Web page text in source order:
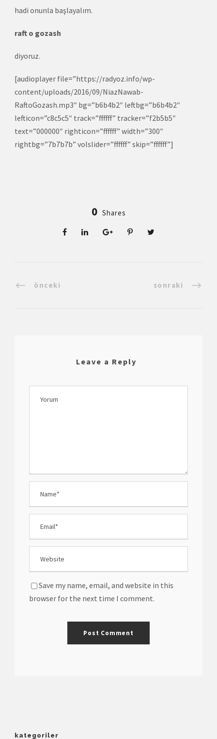
hadi onunla başlayalım.
raft o gozash
diyoruz.
[audioplayer file=”https://radyoz.info/wp-
content/uploads/2016/09/NiazNawab-
RaftoGozash.mp3″ bg=”b6b4b2″ leftbg=”b6b4b2″
lefticon=”c8c5c5″ track=”ffffff” tracker=”f2b5b5″
text=”000000″ righticon=”ffffff” width=”300″
rightbg=”7b7b7b” volslider=”ffffff” skip=”ffffff”]
0 Shares
önceki sonraki
Leave a Reply
Save my name, email, and website in this
browser for the next time I comment.
kategoriler